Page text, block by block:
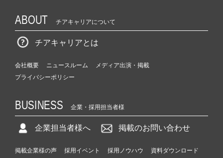
ABOUT チアキャリアについて
チアキャリアとは
会社概要 ニュースルーム
メディア出演・掲載
プライバシーポリシー
BUSINESS 企業・採用担当者様
企業担当者様へ 掲載のお問い合わせ
掲載企業様の声 採用イベント 採用ノウハウ 資料ダウンロード